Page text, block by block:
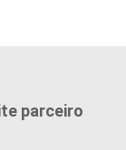
parceiro